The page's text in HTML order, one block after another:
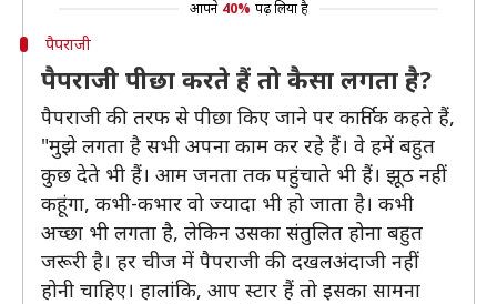
आपने 40% पढ़ लिया है
पैपराजी
पैपराजी पीछा करते हैं तो कैसा लगता है?
पैपराजी की तरफ से पीछा किए जाने पर कार्तिक कहते हैं,
"मुझे लगता है सभी अपना काम कर रहे हैं। वे हमें बहुत
कुछ देते भी हैं। आम जनता तक पहुंचाते भी हैं। झूठ नहीं
कहूंगा, कभी-कभार वो ज्यादा भी हो जाता है। कभी
अच्छा भी लगता है, लेकिन उसका संतुलित होना बहुत
जरूरी है। हर चीज में पैपराजी की दखलअंदाजी नहीं
होनी चाहिए। हालांकि, आप स्टार हैं तो इसका सामना